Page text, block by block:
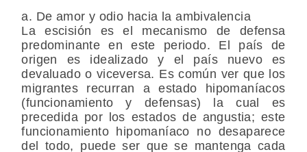
a. De amor y odio hacia la ambivalencia
La escisión es el mecanismo de defensa
predominante en este periodo. El país de
origen es idealizado y el país nuevo es
devaluado o viceversa. Es común ver que los
migrantes recurran a estado hipomaníacos
(funcionamiento y defensas) la cual es
precedida por los estados de angustia; este
funcionamiento hipomaníaco no desaparece
del todo, puede ser que se mantenga cada